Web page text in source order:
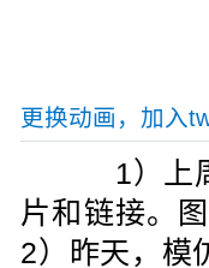
更换动画，加入
1）上周
片和链接。
2）昨天，模